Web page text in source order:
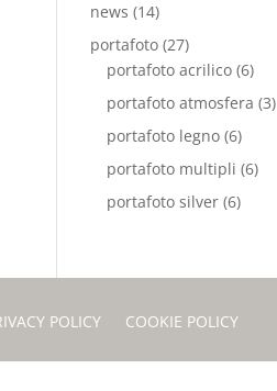
news (14)
portafoto (27)
portafoto acrilico (6)
portafoto atmosfera (3)
portafoto legno (6)
portafoto multipli (6)
portafoto silver (6)
POLICY COOKIE POLICY